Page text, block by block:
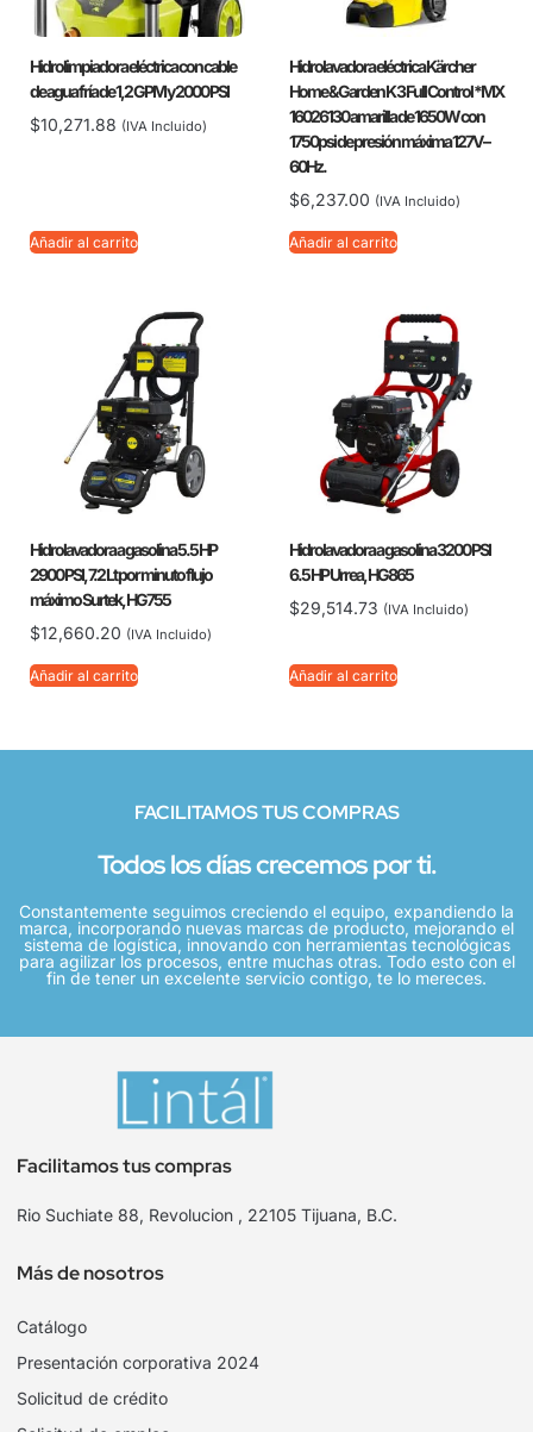
Hidrolimpiadora eléctrica con cable
de agua fría de 1,2 GPM y 2000 PSI
$10,271.88 (IVA Incluido)
Añadir al carrito
Hidrolavadora eléctrica Kärcher
Home & Garden K 3 Full Control *MX
16026130 amarilla de 1650W con
1750psi de presión máxima 127V –
60Hz.
$6,237.00 (IVA Incluido)
Añadir al carrito
Hidrolavadora a gasolina 5.5 HP
2900 PSI, 7.2 Lt por minuto flujo
máximo Surtek, HG755
$12,660.20 (IVA Incluido)
Añadir al carrito
Hidrolavadora a gasolina 3200 PSI
6.5 HP Urrea, HG865
$29,514.73 (IVA Incluido)
Añadir al carrito
FACILITAMOS TUS COMPRAS
Todos los días crecemos por ti.
Constantemente seguimos creciendo el equipo, expandiendo la
marca, incorporando nuevas marcas de producto, mejorando el
sistema de logística, innovando con herramientas tecnológicas
para agilizar los procesos, entre muchas otras. Todo esto con el
fin de tener un excelente servicio contigo, te lo mereces.
Facilitamos tus compras
Rio Suchiate 88, Revolucion , 22105 Tijuana, B.C.
Más de nosotros
Catálogo
Presentación corporativa 2024
Solicitud de crédito